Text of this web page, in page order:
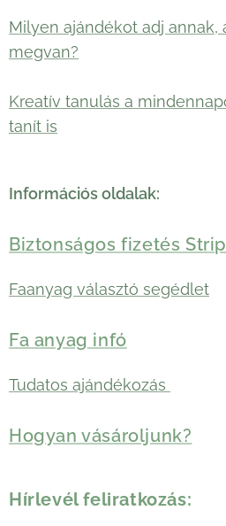
Milyen ajándékot adj annak,
megvan?
Kreatív tanulás a
tanít is
Információs oldalak:
Biztonságos fizetés
Faanyag választó segédlet
Fa anyag infó
Tudatos ajándékozás
Hogyan vásároljunk?
Hírlevél feliratkozás: